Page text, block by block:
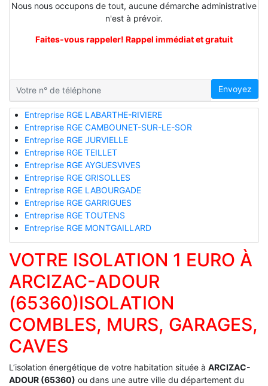
Nous nous occupons de tout, aucune démarche administrative
n'est à prévoir.
Faites-vous rappeler! Rappel immédiat et gratuit
Envoyez
Entreprise RGE LABARTHE-RIVIERE
Entreprise RGE CAMBOUNET-SUR-LE-SOR
Entreprise RGE JURVIELLE
Entreprise RGE TEILLET
Entreprise RGE AYGUESVIVES
Entreprise RGE GRISOLLES
Entreprise RGE LABOURGADE
Entreprise RGE GARRIGUES
Entreprise RGE TOUTENS
Entreprise RGE MONTGAILLARD
VOTRE ISOLATION 1 EURO À
ARCIZAC-ADOUR
(65360)ISOLATION
COMBLES, MURS, GARAGES,
CAVES
L’isolation énergétique de votre habitation située à ARCIZAC-
ADOUR (65360) ou dans une autre ville du département du